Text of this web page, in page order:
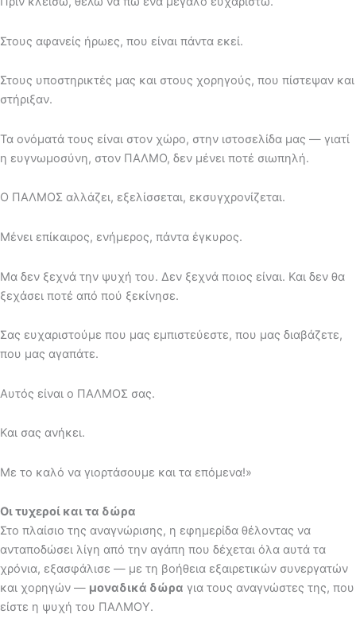
Στους αφανείς ήρωες, που είναι πάντα εκεί.
Στους υποστηρικτές μας και στους χορηγούς, που πίστεψαν και
στήριξαν.
Τα ονόματά τους είναι στον χώρο, στην ιστοσελίδα μας — γιατί
η ευγνωμοσύνη, στον ΠΑΛΜΟ, δεν μένει ποτέ σιωπηλή.
Ο ΠΑΛΜΟΣ αλλάζει, εξελίσσεται, εκσυγχρονίζεται.
Μένει επίκαιρος, ενήμερος, πάντα έγκυρος.
Μα δεν ξεχνά την ψυχή του. Δεν ξεχνά ποιος είναι. Και δεν θα
ξεχάσει ποτέ από πού ξεκίνησε.
Σας ευχαριστούμε που μας εμπιστεύεστε, που μας διαβάζετε,
που μας αγαπάτε.
Αυτός είναι ο ΠΑΛΜΟΣ σας.
Και σας ανήκει.
Με το καλό να γιορτάσουμε και τα επόμενα!»
Οι τυχεροί και τα δώρα
Στο πλαίσιο της αναγνώρισης, η εφημερίδα θέλοντας να
ανταποδώσει λίγη από την αγάπη που δέχεται όλα αυτά τα
χρόνια, εξασφάλισε — με τη βοήθεια εξαιρετικών συνεργατών
και χορηγών — μοναδικά δώρα για τους αναγνώστες της, που
είστε η ψυχή του ΠΑΛΜΟΥ.